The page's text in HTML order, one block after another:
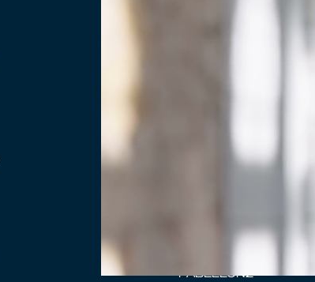
PABELLÓN2